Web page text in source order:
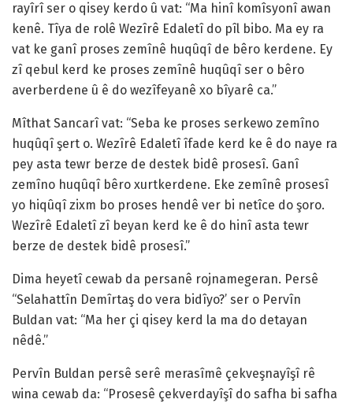
rayîrî ser o qisey kerdo û vat: “Ma hinî komîsyonî awan
kenê. Tîya de rolê Wezîrê Edaletî do pîl bibo. Ma ey ra
vat ke ganî proses zemînê huqûqî de bêro kerdene. Ey
zî qebul kerd ke proses zemînê huqûqî ser o bêro
averberdene û ê do wezîfeyanê xo bîyarê ca.”
Mîthat Sancarî vat: “Seba ke proses serkewo zemîno
huqûqî şert o. Wezîrê Edaletî îfade kerd ke ê do naye ra
pey asta tewr berze de destek bidê prosesî. Ganî
zemîno huqûqî bêro xurtkerdene. Eke zemînê prosesî
yo hiqûqî zixm bo proses hendê ver bi netîce do şoro.
Wezîrê Edaletî zî beyan kerd ke ê do hinî asta tewr
berze de destek bidê prosesî.”
Dima heyetî cewab da persanê rojnamegeran. Persê
“Selahattîn Demîrtaş do vera bidîyo?’ ser o Pervîn
Buldan vat: “Ma her çi qisey kerd la ma do detayan
nêdê.”
Pervîn Buldan persê serê merasîmê çekveşnayîşî rê
wina cewab da: “Prosesê çekverdayîşî do safha bi safha